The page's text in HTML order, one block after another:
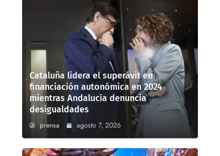
Cataluña lidera el superávit en
financiación autonómica en 2024
mientras Andalucía denuncia
desigualdades
prensa agosto 7, 2026